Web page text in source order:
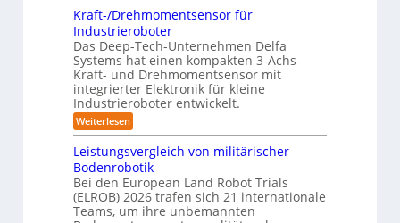
x
i
s
n
a
h
e
A
u
t
o
m
r
e
f
f
2
0
2
6
g
-
S
y
s
t
e
m
m
p
a
k
t
e
s
3
D
-
S
t
Kraft-/Drehmomentsensor für
Industrieroboter
Das Deep-Tech-Unternehmen Delfa
Systems hat einen kompakten 3-Achs-
Kraft- und Drehmomentsensor mit
integrierter Elektronik für kleine
Industrieroboter entwickelt.
Weiterlesen:
K
a
f
t
-
/
D
Leistungsvergleich von militärischer
Bodenrobotik
Bei den European Land Robot Trials
(ELROB) 2026 trafen sich 21 internationale
Teams, um ihre unbemannten